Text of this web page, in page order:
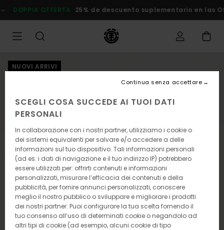
alle
informazioni
prodotto
DOPPIA OFFERTA 25% de descuento suplementario en las
NUOVI ARRIVI
SCEGLI COSA SUCCEDE AI TUOI DATI
PERSONALI
In collaborazione con i nostri partner, utilizziamo i cookie o
dei sistemi equivalenti per salvare e/o accedere a delle
informazioni sul tuo dispositivo. Tali informazioni personali
(ad es. i dati di navigazione e il tuo indirizzo IP) potrebbero
essere utilizzati per: offrirti contenuti e informazioni
personalizzati, misurare l’efficacia dei contenuti e della
pubblicità, per fornire annunci personalizzati, conoscere
meglio il nostro pubblico o sviluppare e migliorare i prodotti
dei nostri partner. Puoi configurare la tua scelta fornendo il
tuo consenso all’uso di determinati cookie o negandolo ad
altri tipi di cookie (ad esempio, alcuni cookie di tipo
Continua senza accettare